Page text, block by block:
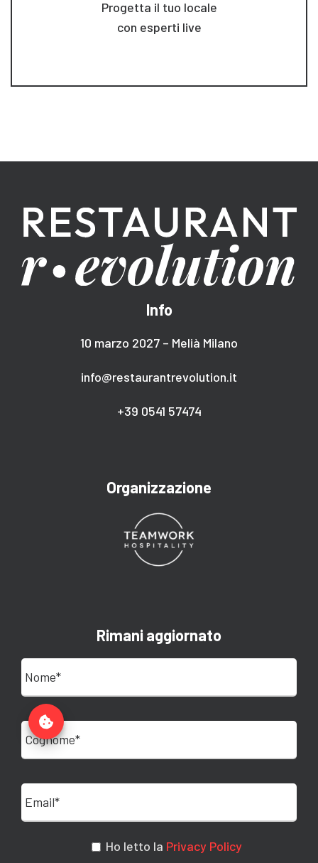
Progetta il tuo locale
con esperti live
Info
10 marzo 2027 – Melià Milano
info@restaurantrevolution.it
+39 0541 57474
Organizzazione
Rimani aggiornato
Ho letto la Privacy Policy